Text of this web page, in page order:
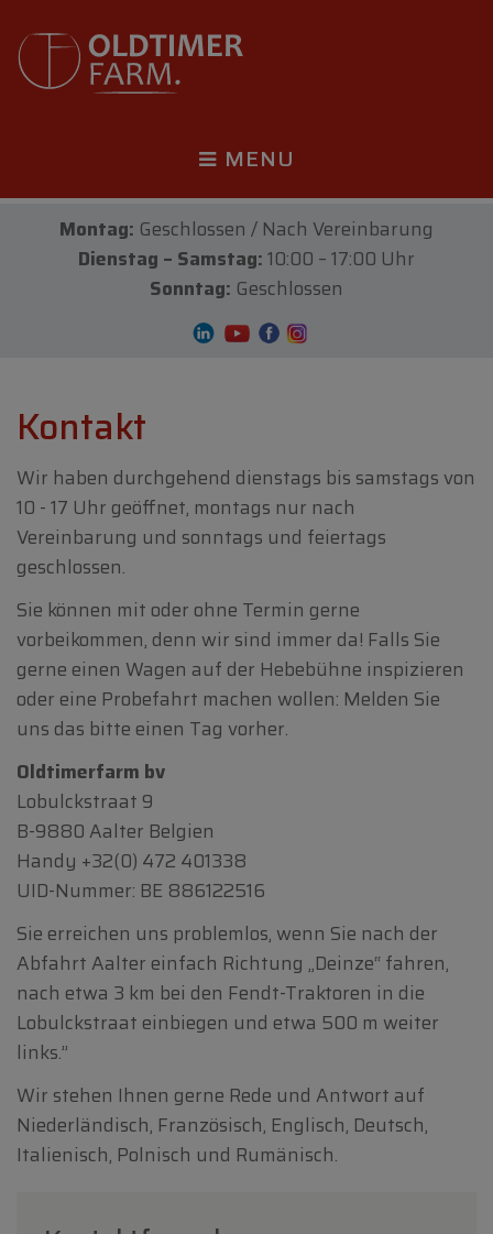
MENU
Montag: Geschlossen / Nach Vereinbarung
Dienstag – Samstag:10:00 – 17:00 Uhr
Sonntag: Geschlossen
Kontakt
Wir haben durchgehend dienstags bis samstags von
10 - 17 Uhr geöffnet, montags nur nach
Vereinbarung und sonntags und feiertags
geschlossen.
Sie können mit oder ohne Termin gerne
vorbeikommen, denn wir sind immer da! Falls Sie
gerne einen Wagen auf der Hebebühne inspizieren
oder eine Probefahrt machen wollen: Melden Sie
uns das bitte einen Tag vorher.
Oldtimerfarm bv
Lobulckstraat 9
B-9880 Aalter Belgien
Handy +32(0) 472 401338
UID-Nummer: BE 886122516
Sie erreichen uns problemlos, wenn Sie nach der
Abfahrt Aalter einfach Richtung „Deinze“ fahren,
nach etwa 3 km bei den Fendt-Traktoren in die
Lobulckstraat einbiegen und etwa 500 m weiter
links.”
Wir stehen Ihnen gerne Rede und Antwort auf
Niederländisch, Französisch, Englisch, Deutsch,
Italienisch, Polnisch und Rumänisch.